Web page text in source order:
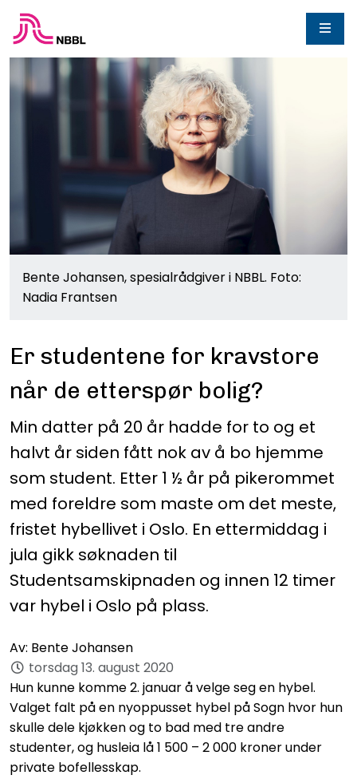
Bente Johansen, spesialrådgiver i NBBL. Foto:
Nadia Frantsen
Er studentene for kravstore
når de etterspør bolig?
Min datter på 20 år hadde for to og et
halvt år siden fått nok av å bo hjemme
som student. Etter 1 ½ år på pikerommet
med foreldre som maste om det meste,
fristet hybellivet i Oslo. En ettermiddag i
jula gikk søknaden til
Studentsamskipnaden og innen 12 timer
var hybel i Oslo på plass.
Av: Bente Johansen
torsdag 13. august 2020
Hun kunne komme 2. januar å velge seg en hybel.
Valget falt på en nyoppusset hybel på Sogn hvor hun
skulle dele kjøkken og to bad med tre andre
studenter, og husleia lå 1 500 – 2 000 kroner under
private bofellesskap.